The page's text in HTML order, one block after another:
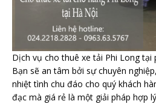
Dịch vụ cho thuê xe tải Phi Long tại
Bạn sẽ an tâm bởi sự chuyên
nhiệt tình chu đáo cho quý khách
đạc mà giá rẻ là một giải pháp hợp